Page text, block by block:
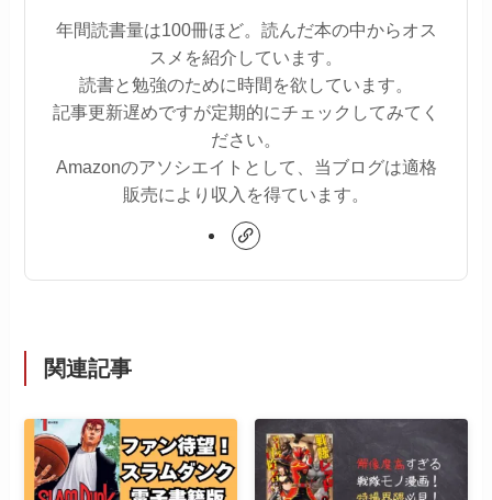
年間読書量は100冊ほど。読んだ本の中からオス
スメを紹介しています。
読書と勉強のために時間を欲しています。
記事更新遅めですが定期的にチェックしてみてく
ださい。
Amazonのアソシエイトとして、当ブログは適格
販売により収入を得ています。
関連記事